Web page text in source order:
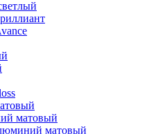
матовый
матовый